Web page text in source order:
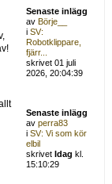
Senaste inlägg
avBörje__
iSV:
Robotklippare,
fjärr...
skrivet 01 juli
2026, 20:04:39
Senaste inlägg
avperra83
iSV: Vi som kör
elbil
skrivetIdag kl.
15:10:29